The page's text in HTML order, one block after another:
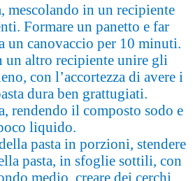
mescolando in un recipiente
Formare un panetto e far
un canovaccio per 10 minuti.
un altro recipiente unire gli
con l’accortezza di avere i
dura ben grattugiati.
rendendo il composto sodo e
liquido.
pasta in porzioni, stendere
pasta, in sfoglie sottili, con
medio, creare dei cerchi